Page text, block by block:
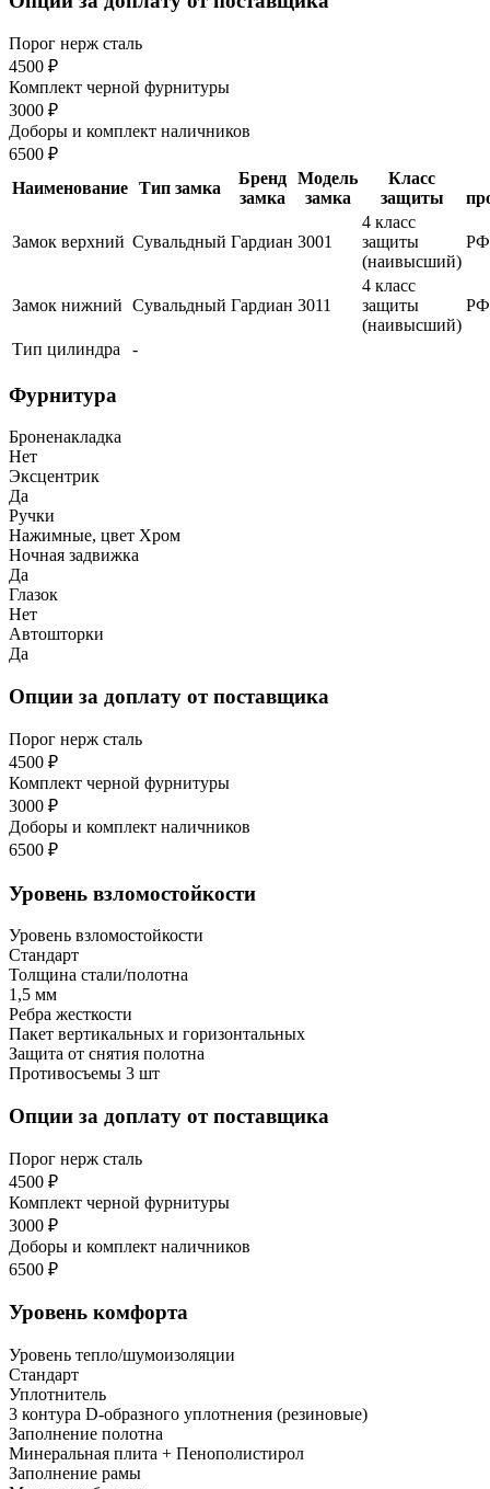
Порог нерж сталь
4500 ₽
Комплект черной фурнитуры
3000 ₽
Доборы и комплект наличников
6500 ₽
Наименование Тип замка
Бренд
замка
Модель
замка
Класс
защиты
Замок верхний Сувальдный Гардиан 3001
4 класс
защиты
(наивысший)
РФ
Замок нижний Сувальдный Гардиан 3011
4 класс
защиты
(наивысший)
РФ
Тип цилиндра -
Фурнитура
Броненакладка
Нет
Эксцентрик
Да
Ручки
Нажимные, цвет Хром
Ночная задвижка
Да
Глазок
Нет
Автошторки
Да
Опции за доплату от поставщика
Порог нерж сталь
4500 ₽
Комплект черной фурнитуры
3000 ₽
Доборы и комплект наличников
6500 ₽
Уровень взломостойкости
Уровень взломостойкости
Стандарт
Толщина стали/полотна
1,5 мм
Ребра жесткости
Пакет вертикальных и горизонтальных
Защита от снятия полотна
Противосъемы 3 шт
Опции за доплату от поставщика
Порог нерж сталь
4500 ₽
Комплект черной фурнитуры
3000 ₽
Доборы и комплект наличников
6500 ₽
Уровень комфорта
Уровень тепло/шумоизоляции
Стандарт
Уплотнитель
3 контура D-образного уплотнения (резиновые)
Заполнение полотна
Минеральная плита + Пенополистирол
Заполнение рамы